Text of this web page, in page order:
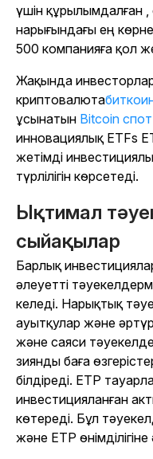
үшін құрылымдалған
нарығындағы ең
500 компанияға қол
Жақында
криптовалюта
ұсынатын Bitcoin
инновациялық ETFs
жетімді
түрлілігін көрсетеді.
Ықтимал
сыйақылар
Барлық
әлеуетті
келеді. Нарықтық
ауытқулар және
және саяси
зиянды баға
білдіреді. ETP
инвестицияланған
көтереді. Бұл
және ETP